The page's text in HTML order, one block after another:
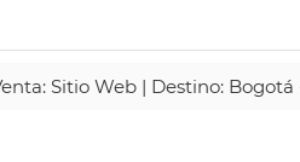
Sitio Web | Destino: